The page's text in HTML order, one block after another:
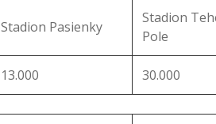
Stadion Pasienky
Stadion
Pole
13.000 30.000